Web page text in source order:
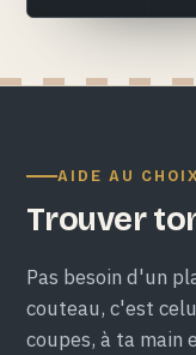
AIDE AU CHOIX
Trouver
Pas besoin d'un
couteau, c'est
coupes, à ta